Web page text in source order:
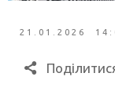
21.01.2026